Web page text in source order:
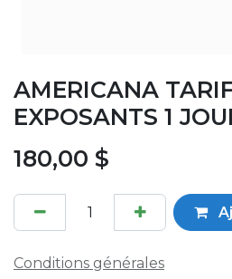
AMERICANA
EXPOSANTS 1
180,00 $
Conditions générales